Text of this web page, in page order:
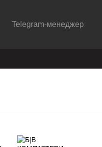
Telegram-менеджер